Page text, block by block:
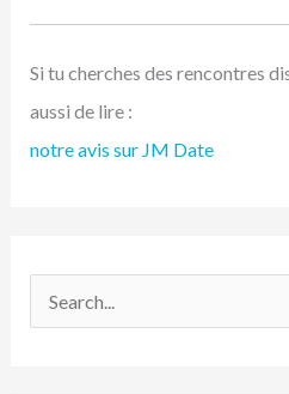
Si tu cherches des rencontres
aussi de lire :
notre avis sur JM Date